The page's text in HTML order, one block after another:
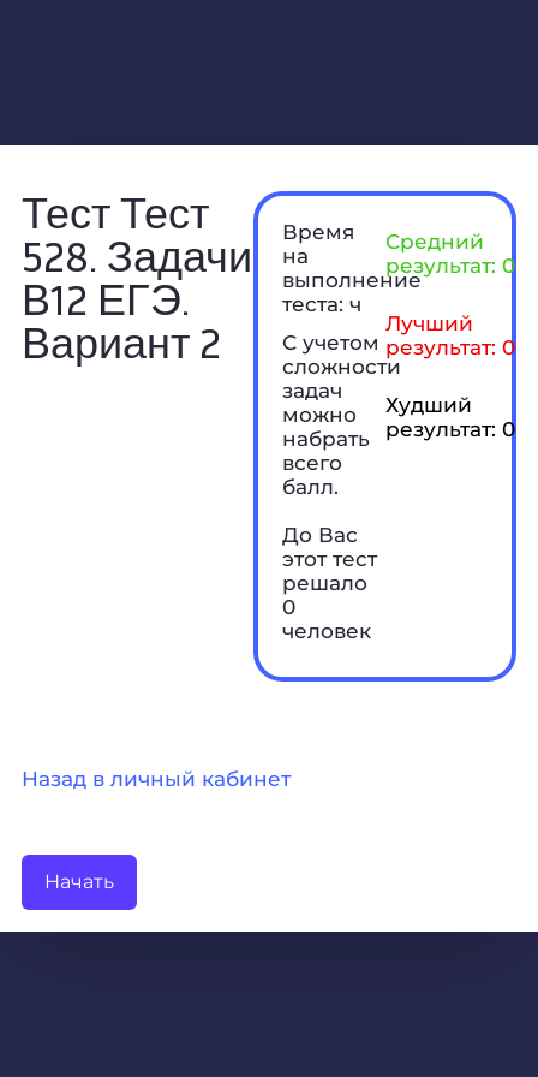
Тест Тест
528. Задачи
В12 ЕГЭ.
Вариант 2
Время
на
выполнение
теста: ч
С учетом
сложности
задач
можно
набрать
всего
балл.
До Вас
этот тест
решало
0
человек
Средний
результат: 0
Лучший
результат: 0
Худший
результат: 0
Назад в личный кабинет
Начать